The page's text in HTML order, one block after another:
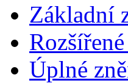
Základní
Úplné